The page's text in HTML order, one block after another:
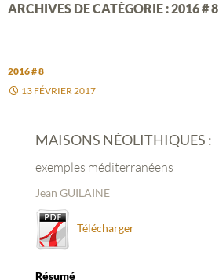
ARCHIVES DE CATÉGORIE : 2016 # 8
2016 # 8
13 FÉVRIER 2017
MAISONS NÉOLITHIQUES :
exemples méditerranéens
Jean GUILAINE
Télécharger
Résumé